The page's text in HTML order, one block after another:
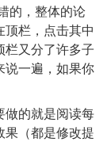
的，整体的论
顶栏，点击其中
栏又分了许多子
说一遍，如果你
做的就是阅读每
果（都是修改提